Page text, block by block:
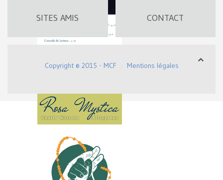
SITES AMIS CONTACT
Copyright © 2015 - MCF Mentions légales